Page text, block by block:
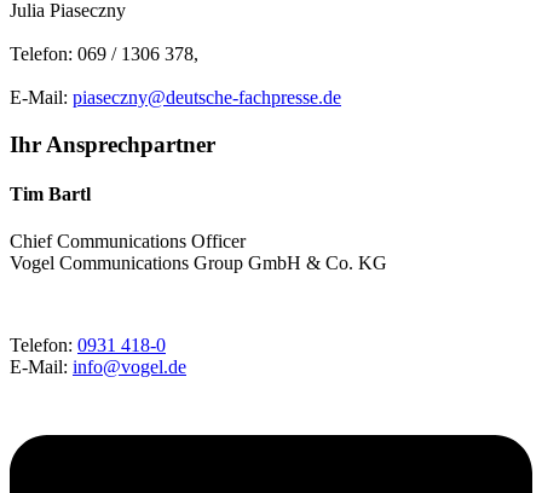
Julia Piaseczny
Telefon: 069 / 1306 378,
E-Mail: piaseczny@deutsche-fachpresse.de
Ihr Ansprechpartner
Tim Bartl
Chief Communications Officer
Vogel Communications Group GmbH & Co. KG
Telefon: 0931 418-0
E-Mail: info@vogel.de